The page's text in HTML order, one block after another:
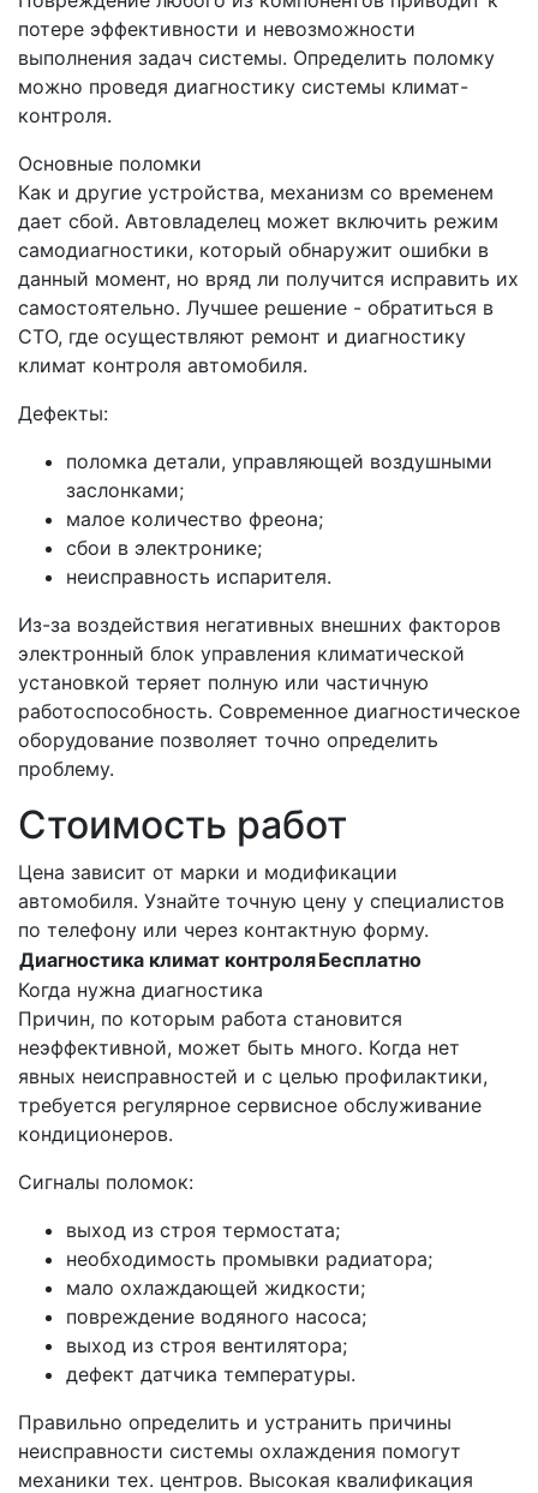
потере эффективности и невозможности
выполнения задач системы. Определить поломку
можно проведя диагностику системы климат-
контроля.
Основные поломки
Как и другие устройства, механизм со временем
дает сбой. Автовладелец может включить режим
самодиагностики, который обнаружит ошибки в
данный момент, но вряд ли получится исправить их
самостоятельно. Лучшее решение - обратиться в
СТО, где осуществляют ремонт и диагностику
климат контроля автомобиля.
Дефекты:
поломка детали, управляющей воздушными
заслонками;
малое количество фреона;
сбои в электронике;
неисправность испарителя.
Из-за воздействия негативных внешних факторов
электронный блок управления климатической
установкой теряет полную или частичную
работоспособность. Современное диагностическое
оборудование позволяет точно определить
проблему.
Стоимость работ
Цена зависит от марки и модификации
автомобиля. Узнайте точную цену у специалистов
по телефону или через контактную форму.
Диагностика климат контроляБесплатно
Когда нужна диагностика
Причин, по которым работа становится
неэффективной, может быть много. Когда нет
явных неисправностей и с целью профилактики,
требуется регулярное сервисное обслуживание
кондиционеров.
Сигналы поломок:
выход из строя термостата;
необходимость промывки радиатора;
мало охлаждающей жидкости;
повреждение водяного насоса;
выход из строя вентилятора;
дефект датчика температуры.
Правильно определить и устранить причины
неисправности системы охлаждения помогут
механики тех. центров. Высокая квалификация